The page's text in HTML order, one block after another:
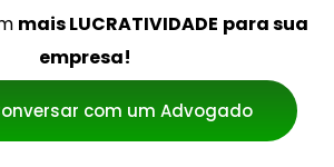
mais LUCRATIVIDADE para sua
empresa!
com um Advogado